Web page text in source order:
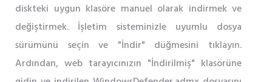
diskteki uygun klasöre manuel olarak indirmek ve
değiştirmek. İşletim sisteminizle uyumlu dosya
sürümünü seçin ve "İndir" düğmesini tıklayın.
Ardından, web tarayıcınızın "İndirilmiş" klasörüne